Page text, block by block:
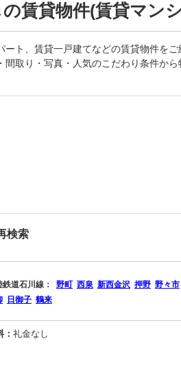
賃貸物件(賃貸マン
ト、賃貸一戸建てなどの賃貸物件を
取り・写真・人気のこだわり条件か
検索
鉄道石川線： 野町 西泉 新西金沢 押野 野々市
日御子 鶴来
： 礼金なし